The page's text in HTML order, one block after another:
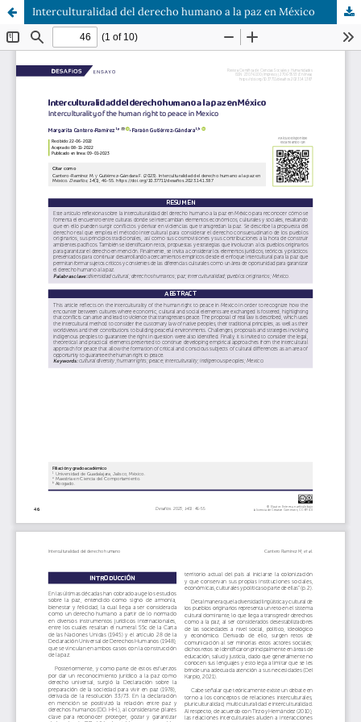
Interculturalidad del derecho humano a la paz en México